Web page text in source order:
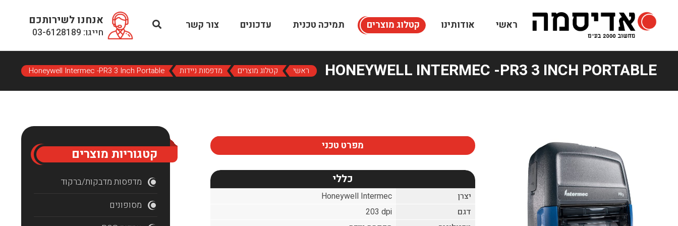
ראשי אודותינו קטלוג מוצרים תמיכה טכנית עדכונים צור קשר אנחנו לשירותכם
חייגו: 03-6128189
HONEYWELL INTERMEC -PR3 3 INCH PORTABLE ראשי קטלוג מוצרים מדפסות ניידות Honeywell Intermec -PR3 3 Inch Portable
מפרט טכני
כללי
יצרן
Honeywell Intermec
דגם
203 dpi
קטגוריות מוצרים
מדפסות מדבקות/ברקוד
מסופונים